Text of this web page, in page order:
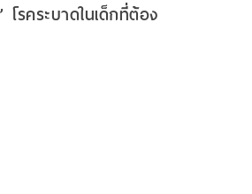
โรคระบาดในเด็กที่ต้อง